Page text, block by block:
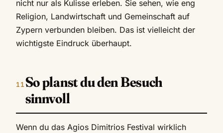
nicht nur als Kulisse erleben. Sie sehen, wie eng
Religion, Landwirtschaft und Gemeinschaft auf
Zypern verbunden bleiben. Das ist vielleicht der
wichtigste Eindruck überhaupt.
So planst du den Besuch
sinnvoll
Wenn du das Agios Dimitrios Festival wirklich